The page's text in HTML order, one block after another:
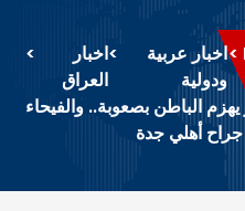
>اخبار عربية
ودولية
>اخبار
العراق
>
الباطن بصعوبة.. والفيحاء
أهلي جدة